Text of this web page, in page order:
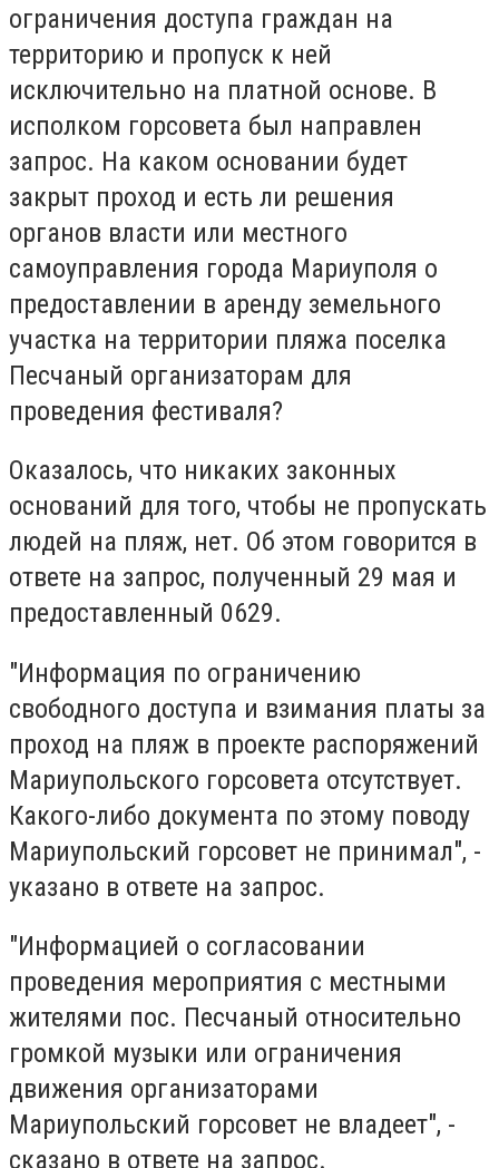
ограничения доступа граждан на
территорию и пропуск к ней
исключительно на платной основе. В
исполком горсовета был направлен
запрос. На каком основании будет
закрыт проход и есть ли решения
органов власти или местного
самоуправления города Мариуполя о
предоставлении в аренду земельного
участка на территории пляжа поселка
Песчаный организаторам для
проведения фестиваля?
Оказалось, что никаких законных
оснований для того, чтобы не пропускать
людей на пляж, нет. Об этом говорится в
ответе на запрос, полученный 29 мая и
предоставленный 0629.
"Информация по ограничению
свободного доступа и взимания платы за
проход на пляж в проекте распоряжений
Мариупольского горсовета отсутствует.
Какого-либо документа по этому поводу
Мариупольский горсовет не принимал", -
указано в ответе на запрос.
"Информацией о согласовании
проведения мероприятия с местными
жителями пос. Песчаный относительно
громкой музыки или ограничения
движения организаторами
Мариупольский горсовет не владеет", -
сказано в ответе на запрос.